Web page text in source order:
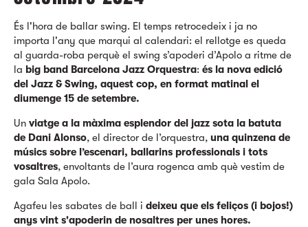
És l'hora de ballar swing. El temps retrocedeix i ja no
importa l'any que marqui al calendari: el rellotge es queda
al guarda-roba perquè el swing s’apoderi d’Apolo a ritme de
la big band Barcelona Jazz Orquestra: és la nova edició
del Jazz & Swing, aquest cop, en format matinal el
diumenge 15 de setembre.
Un viatge a la màxima esplendor del jazz sota la batuta
de Dani Alonso, el director de l’orquestra, una quinzena de
músics sobre l’escenari, ballarins professionals i tots
vosaltres, envoltants de l’aura rogenca amb què vestim de
gala Sala Apolo.
Agafeu les sabates de ball i deixeu que els feliços (i bojos!)
anys vint s'apoderin de nosaltres per unes hores.